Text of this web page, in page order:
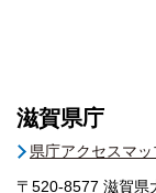
滋賀県庁
県庁アクセスマ
〒520-8577 滋賀県